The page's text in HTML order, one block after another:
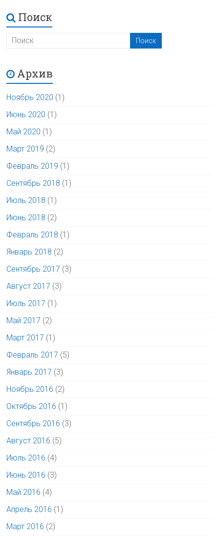
Поиск
Архив
Ноябрь 2020 (1)
Июнь 2020 (1)
Май 2020 (1)
Март 2019 (2)
Февраль 2019 (1)
Сентябрь 2018 (1)
Июль 2018 (1)
Июнь 2018 (2)
Февраль 2018 (1)
Январь 2018 (2)
Сентябрь 2017 (3)
Август 2017 (3)
Июль 2017 (1)
Май 2017 (2)
Март 2017 (1)
Февраль 2017 (5)
Январь 2017 (3)
Ноябрь 2016 (2)
Октябрь 2016 (1)
Сентябрь 2016 (3)
Август 2016 (5)
Июль 2016 (4)
Июнь 2016 (3)
Май 2016 (4)
Апрель 2016 (1)
Март 2016 (2)